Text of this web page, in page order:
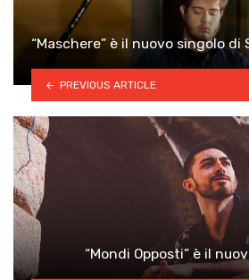
“Maschere” è il nuovo singolo di
PREVIOUS ARTICLE
“Mondi Opposti” è il